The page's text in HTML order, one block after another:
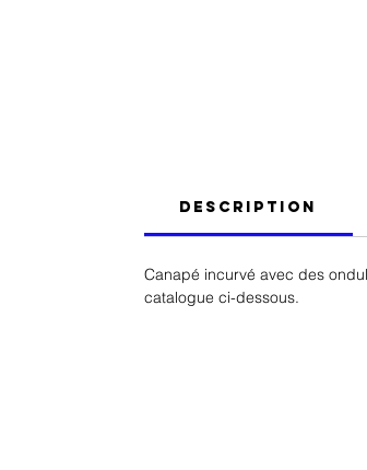
Description
Canapé incurvé avec des
catalogue ci-dessous.